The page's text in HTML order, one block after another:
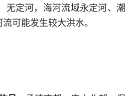
无定河，海河流域永定河、潮
可能发生较大洪水。